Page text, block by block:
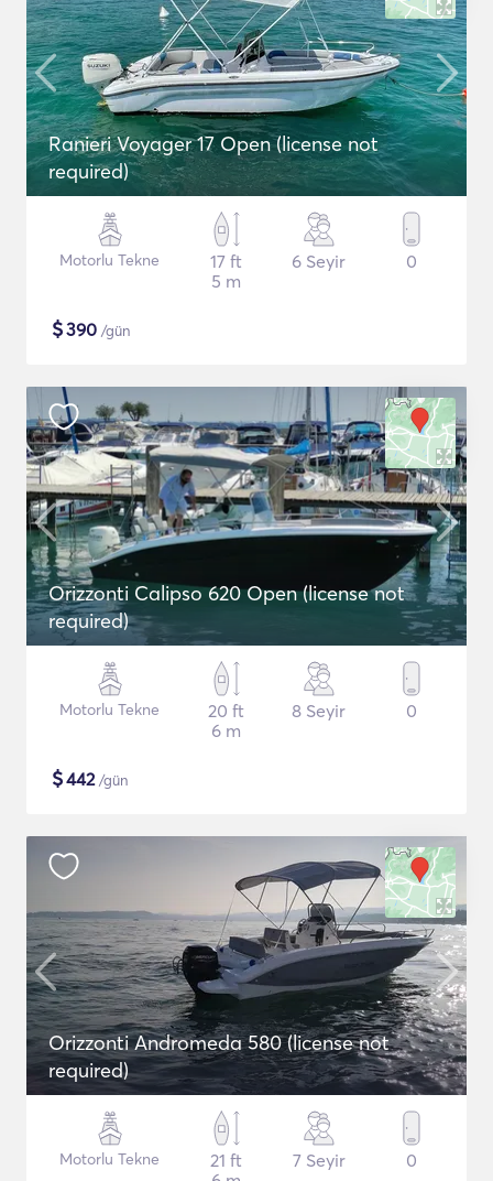
Ranieri Voyager 17 Open (license not
required)
Motorlu Tekne
17 ft
5 m
6 Seyir 0
$390 /gün
Orizzonti Calipso 620 Open (license not
required)
Motorlu Tekne
20 ft
6 m
8 Seyir 0
$442/gün
Orizzonti Andromeda 580 (license not
required)
Motorlu Tekne
21 ft
7 Seyir 0